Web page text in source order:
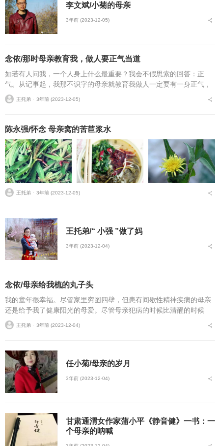
李文斌/小菊的母亲
3年前 (2023-12-05)
念依/那时母亲教育我，做人要正气当道
如若有人问我，一个人身上什么最重要？我会不假思索的回答：正
气。从记事起，我那不识字的母亲就教育我做人一定要有一身正气，
做一个一身正气的人。于是，母亲给我的言行举止制定了很多条条框
框，违反了任何一条，母...
王托弟 ⋅ 3年前 (2023-12-05)
陈永强/怀念 母亲窝的苦苣浆水
王托弟 ⋅ 3年前 (2023-12-05)
王托弟/“ 小强 ”做了妈
3年前 (2023-12-04)
念依/母亲给我梳的丸子头
我的童年很幸福。尽管家里穷图四壁，但患有间歇性精神疾病的母亲
还是给予我了健康阳光的母爱。尽管母亲犯病的时候比清醒的时候
多，但我一样感恩，知足，快乐。父亲，在村子里是单姓，祖辈几代
没有超过一百口人。父亲...
王托弟 ⋅ 3年前 (2023-12-04)
任小菊/母亲的岁月
3年前 (2023-12-04)
甘肃通渭女作家蒲小平《静音健》一书：一
个母亲的呐喊